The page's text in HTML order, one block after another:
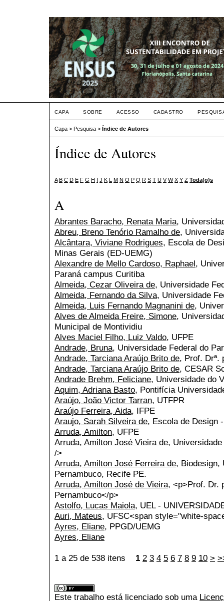
CAPA SOBRE ACESSO CADASTRO
Capa > Pesquisa > Índice de Autores
Índice de Autores
A B C D E F G H I J K L M N O P Q R S T U V W X Y Z Toda(o)s
A
Abrantes Baracho, Renata Maria,
Abreu, Breno Tenório Ramalho de,
Alcântara, Viviane Rodrigues, Escola de
Minas Gerais (ED-UEMG)
Alexandre de Mello Cardoso, Raphael,
Paraná campus Curitiba
Almeida, Cezar Oliveira de, Universidade
Almeida, Fernando da Silva, Universidade
Almeida, Luis Fernando Magnanini de,
Alves de Almeida Freire, Simone,
Municipal de Montividiu
Alves Maciel Filho, Luiz Valdo, UFPE
Andrade, Bruna, Universidade Federal do
Andrade, Tarciana Araújo Brito de, Prof. Drª.
Andrade, Tarciana Araújo Brito de, CESAR
Andrade Brehm, Feliciane, Universidade do
Aquim, Adriana Basto, Pontifícia
Araújo, João Victor Tarran, UTFPR
Araújo Ferreira, Aida, IFPE
Araujo, Sarah Silveira de, Escola de Design
Arruda, Amilton, UFPE
Arruda, Amilton José Vieira de,
/>
Arruda, Amilton José Ferreira de, Biodesign,
Pernambuco, Recife PE.
Arruda, Amilton José de Vieira, <p>Prof. Dr.
Pernambuco</p>
Astolfo, Lucas Maiola, UEL -
Auri, Mateus, UFSC<span style="white-
Ayres, Eliane, PPGD/UEMG
Ayres, Eliane
1 a 25 de 538 itens 1 2 3 4 5 6 7 8 9 10 >
Este trabalho está licenciado sob uma